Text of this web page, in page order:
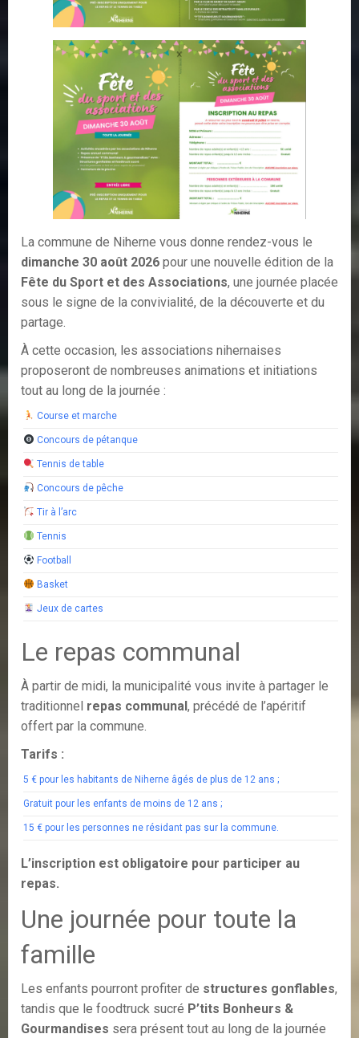
La commune de Niherne vous donne rendez-vous le
dimanche 30 août 2026 pour une nouvelle édition de la
Fête du Sport et des Associations, une journée placée
sous le signe de la convivialité, de la découverte et du
partage.
À cette occasion, les associations nihernaises
proposeront de nombreuses animations et initiations
tout au long de la journée :
Course et marche
Concours de pétanque
Tennis de table
Concours de pêche
Tir à l’arc
Tennis
Football
Basket
Jeux de cartes
Le repas communal
À partir de midi, la municipalité vous invite à partager le
traditionnel repas communal , précédé de l’apéritif
offert par la commune.
Tarifs :
5 € pour les habitants de Niherne âgés de plus de 12 ans ;
Gratuit pour les enfants de moins de 12 ans ;
15 € pour les personnes ne résidant pas sur la commune.
L’inscription est obligatoire pour participer au
repas.
Une journée pour toute la
famille
Les enfants pourront profiter de structures gonflables,
tandis que le foodtruck sucré P’tits Bonheurs &
Gourmandises sera présent tout au long de la journée